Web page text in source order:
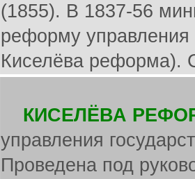
(1855). В 1837-56
реформу управления
Киселёва реформа).
КИСЕЛЁВА
управления
Проведена под